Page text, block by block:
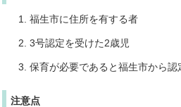
福生市に住所を有する者
3号認定を受けた2歳児
保育が必要であると福生市から認
注意点